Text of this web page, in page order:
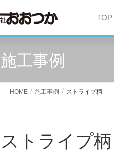
TOP
施工事例
HOME 施工事例 ストライプ柄
ストライプ柄